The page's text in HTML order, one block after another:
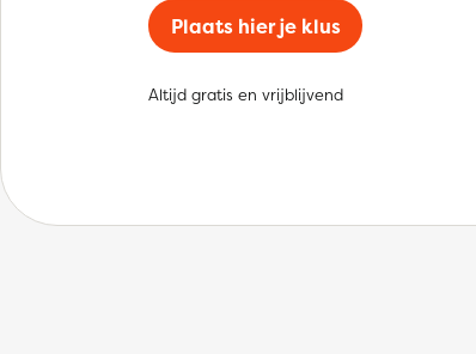
Plaats hier je klus
Altijd gratis en vrijblijvend